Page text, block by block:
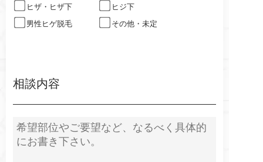
ヒザ・ヒザ下
ヒジ下
男性ヒゲ脱毛
その他・未定
相談内容